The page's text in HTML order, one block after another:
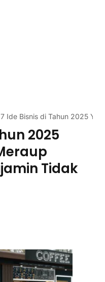
7 Ide Bisnis di Tahun 2025
2025
Tidak